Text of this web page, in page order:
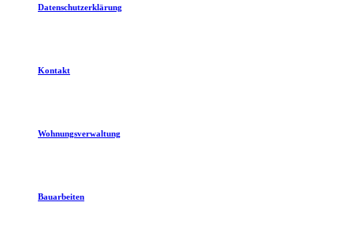
Datenschutzerklärung
Kontakt
Wohnungsverwaltung
Bauarbeiten